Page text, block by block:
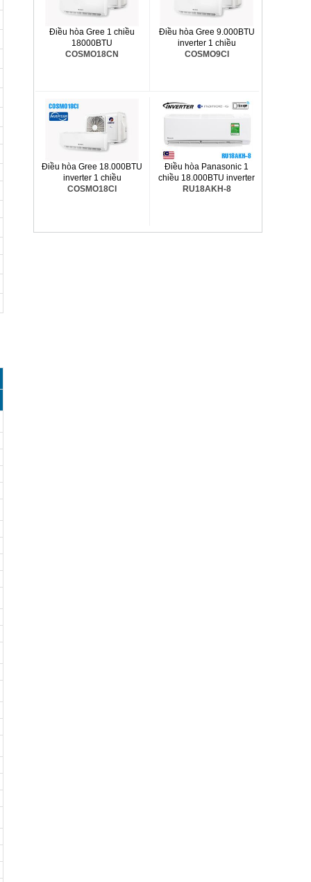
Điều hòa Gree 1 chiều
18000BTU
COSMO18CN
Điều hòa Gree 9.000BTU
inverter 1 chiều
COSMO9CI
Điều hòa Gree 18.000BTU
inverter 1 chiều
COSMO18CI
Điều hòa Panasonic 1
chiều 18.000BTU inverter
RU18AKH-8